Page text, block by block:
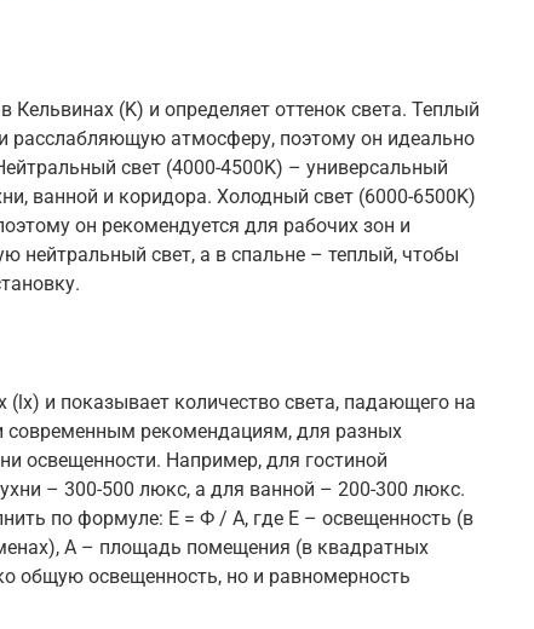
Кельвинах (K) и определяет оттенок света. Теплый
расслабляющую атмосферу, поэтому он идеально
свет (4000-4500K) – универсальный
ванной и коридора. Холодный свет (6000-6500K)
он рекомендуется для рабочих зон и
нейтральный свет, а в спальне – теплый, чтобы
и показывает количество света, падающего на
рекомендациям, для разных
освещенности. Например, для гостиной
– 300-500 люкс, а для ванной – 200-300 люкс.
по формуле: E = Ф / A, где E – освещенность (в
A – площадь помещения (в квадратных
общую освещенность, но и равномерность